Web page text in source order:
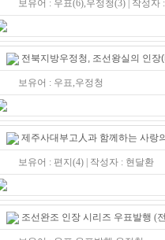
보유어 : 우표(6),우정청(3) | 작성자
전북지방우정청, 조선왕실의 인장
보유어 : 우표,우정청
제주사대부고人과 함께하는 사랑
보유어 : 편지(4) | 작성자 : 현달환
조선완조 인장 시리즈 우표발행 (